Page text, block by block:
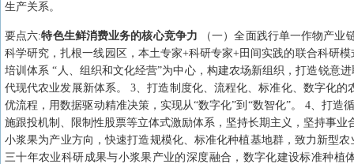
生产关系。
要点六:特色生鲜消费业务的核心竞争力
（一）全面践行单一作物产
科学研究，扎根一线园区，本土专家+科研专家+田间实践的联合科研
培训体系 “人、组织和文化经营”为中心，构建农场新组织，打造锐意
代现代农业发展新体系。 3、打造制度化、流程化、标准化、数字化
优流程，用数据驱动精准决策，实现从“数字化”到“数智化”。 4、打
施跟投机制、限制性股票等立体式激励体系，坚持长期主义，坚持事
小浆果为产业方向，快速打造规模化、标准化种植基地群，致力新型
三十年农业科研成果与小浆果产业的深度融合，数字化建设标准种